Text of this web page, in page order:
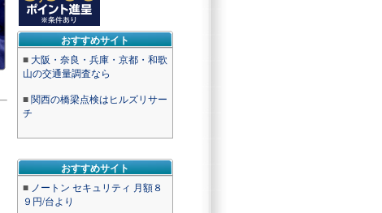
おすすめサイト
■ 大阪・奈良・兵庫・京都・和歌
山の交通量調査なら
■ 関西の橋梁点検はヒルズリサー
チ
おすすめサイト
■ ノートン セキュリティ 月額８
９円/台より